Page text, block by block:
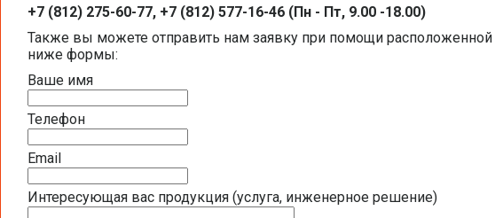
+7 (812) 275-60-77, +7 (812) 577-16-46 (Пн - Пт, 9.00 -18.00)
Также вы можете отправить нам заявку при помощи расположенной
ниже формы:
Ваше имя
Телефон
Email
Интересующая вас продукция (услуга, инженерное решение)
Общая информация BELIMO
Полная номенклатура продукции BELIMO 2016 (1,44 МБ)
Полный обзор электроприводов для систем